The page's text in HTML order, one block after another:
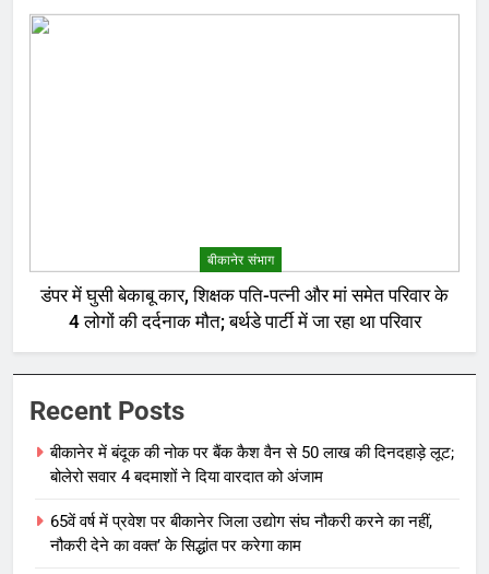
बीकानेर संभाग
डंपर में घुसी बेकाबू कार, शिक्षक पति-पत्नी और मां समेत परिवार के
4 लोगों की दर्दनाक मौत; बर्थडे पार्टी में जा रहा था परिवार
Recent Posts
बीकानेर में बंदूक की नोक पर बैंक कैश वैन से 50 लाख की दिनदहाड़े लूट;
बोलेरो सवार 4 बदमाशों ने दिया वारदात को अंजाम
65वें वर्ष में प्रवेश पर बीकानेर जिला उद्योग संघ नौकरी करने का नहीं,
नौकरी देने का वक्त’ के सिद्धांत पर करेगा काम